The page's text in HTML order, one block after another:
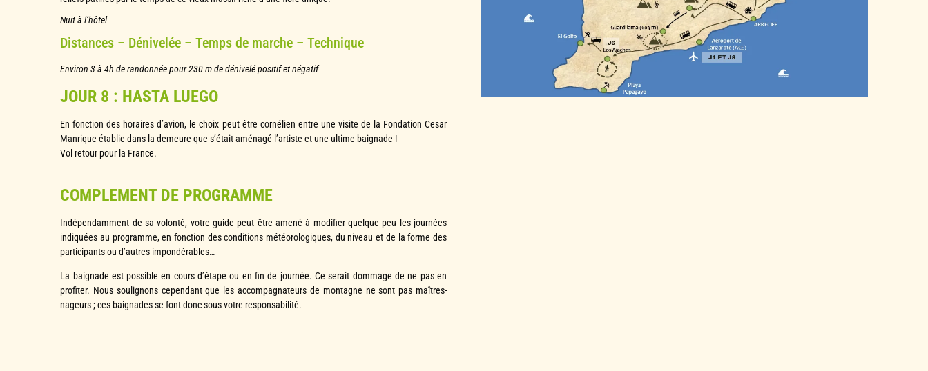
Nuit à l’hôtel
Distances – Dénivelée – Temps de marche – Technique
Environ 3 à 4h de randonnée pour 230 m de dénivelé positif et négatif
JOUR 8 : HASTA LUEGO
En fonction des horaires d’avion, le choix peut être cornélien entre une visite de la Fondation Cesar
Manrique établie dans la demeure que s’était aménagé l’artiste et une ultime baignade !
Vol retour pour la France.
COMPLEMENT DE PROGRAMME
Indépendamment de sa volonté, votre guide peut être amené à modifier quelque peu les journées
indiquées au programme, en fonction des conditions météorologiques, du niveau et de la forme des
participants ou d’autres impondérables…
La baignade est possible en cours d’étape ou en fin de journée. Ce serait dommage de ne pas en
profiter. Nous soulignons cependant que les accompagnateurs de montagne ne sont pas maîtres-
nageurs ; ces baignades se font donc sous votre responsabilité.